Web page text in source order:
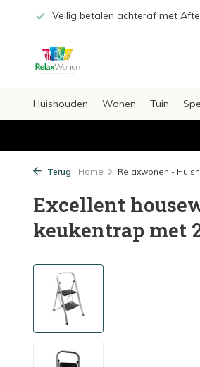
Veilig betalen achteraf met
Huishouden Wonen Tuin
Terug Home Relaxwonen -
Excellent
keukentrap met